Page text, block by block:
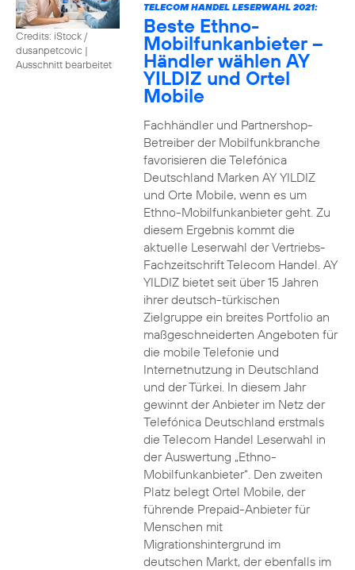
Credits: iStock /
dusanpetcovic |
Ausschnitt bearbeitet
TELECOM HANDEL LESERWAHL 2021:
Beste Ethno-
Mobilfunkanbieter –
Händler wählen AY
YILDIZ und Ortel
Mobile
Fachhändler und Partnershop-
Betreiber der Mobilfunkbranche
favorisieren die Telefónica
Deutschland Marken AY YILDIZ
und Orte Mobile, wenn es um
Ethno-Mobilfunkanbieter geht. Zu
diesem Ergebnis kommt die
aktuelle Leserwahl der Vertriebs-
Fachzeitschrift Telecom Handel. AY
YILDIZ bietet seit über 15 Jahren
ihrer deutsch-türkischen
Zielgruppe ein breites Portfolio an
maßgeschneiderten Angeboten für
die mobile Telefonie und
Internetnutzung in Deutschland
und der Türkei. In diesem Jahr
gewinnt der Anbieter im Netz der
Telefónica Deutschland erstmals
die Telecom Handel Leserwahl in
der Auswertung „Ethno-
Mobilfunkanbieter“. Den zweiten
Platz belegt Ortel Mobile, der
führende Prepaid-Anbieter für
Menschen mit
Migrationshintergrund im
deutschen Markt, der ebenfalls im